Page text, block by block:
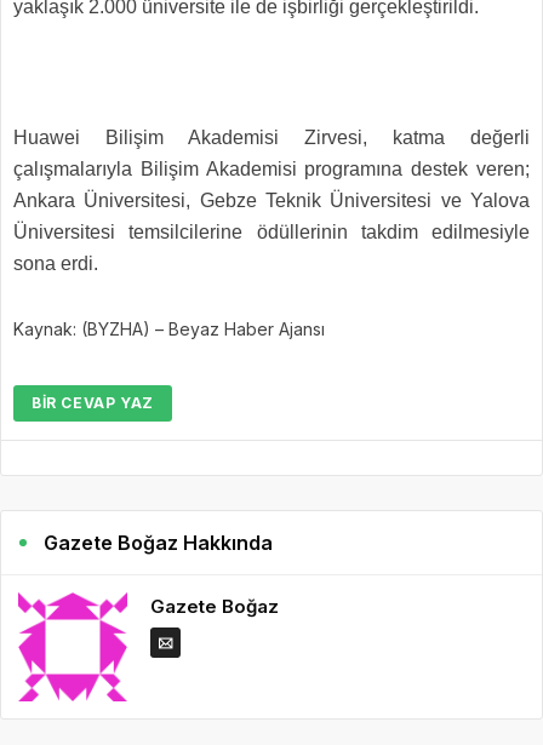
yaklaşık 2.000 üniversite ile de işbirliği gerçekleştirildi.
Huawei Bilişim Akademisi Zirvesi, katma değerli
çalışmalarıyla Bilişim Akademisi programına destek veren;
Ankara Üniversitesi, Gebze Teknik Üniversitesi ve Yalova
Üniversitesi temsilcilerine ödüllerinin takdim edilmesiyle
sona erdi.
Kaynak: (BYZHA) – Beyaz Haber Ajansı
BIR CEVAP YAZ
Gazete Boğaz Hakkında
Gazete Boğaz